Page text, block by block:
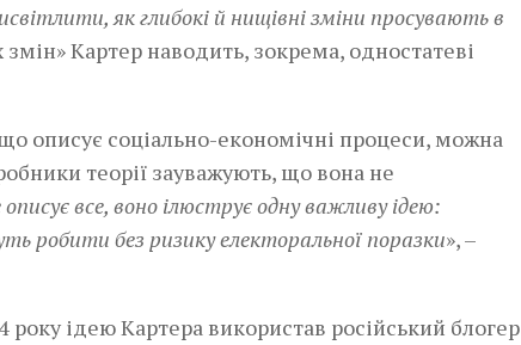
як глибокі й нищівні зміни просувають в
Картер наводить, зокрема, одностатеві
описує соціально-економічні процеси, можна
теорії зауважують, що вона не
все, воно ілюструє одну важливу ідею:
робити без ризику електоральної поразки», –
ідею Картера використав російський блогер